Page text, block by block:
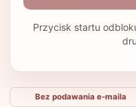
Przycisk startu
Bez podawania e-maila